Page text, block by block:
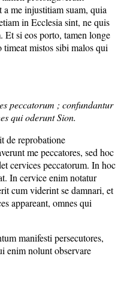
me injustitiam suam, quia
in Ecclesia sint, ne quis
si eos porto, tamen longe
mistos sibi malos qui
peccatorum ; confundantur
qui oderunt Sion.
de reprobatione
me peccatores, sed hoc
cervices peccatorum. In hoc
In cervice enim notatur
cum viderint se damnari, et
appareant, omnes qui
manifesti persecutores,
enim nolunt observare